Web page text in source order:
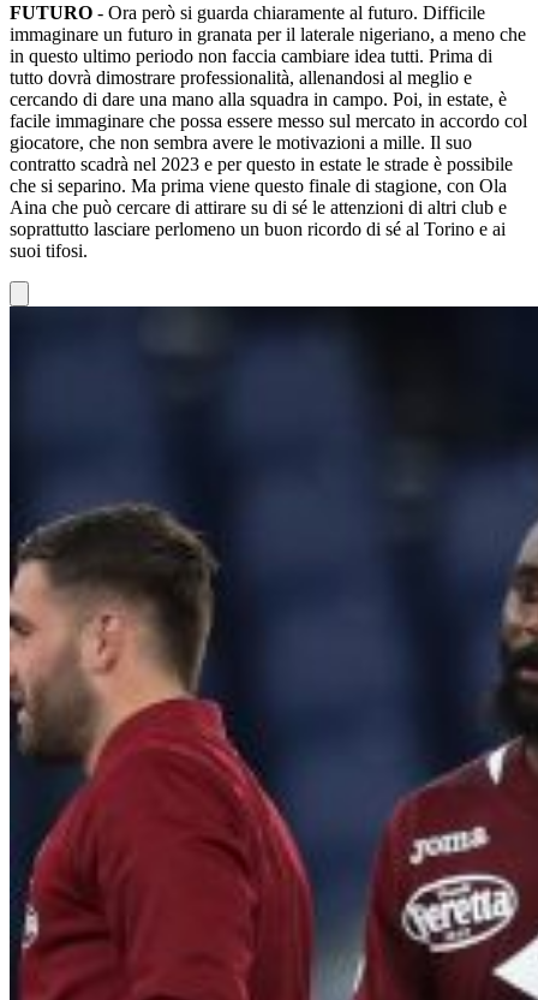
FUTURO - Ora però si guarda chiaramente al futuro. Difficile
immaginare un futuro in granata per il laterale nigeriano, a meno che
in questo ultimo periodo non faccia cambiare idea tutti. Prima di
tutto dovrà dimostrare professionalità, allenandosi al meglio e
cercando di dare una mano alla squadra in campo. Poi, in estate, è
facile immaginare che possa essere messo sul mercato in accordo col
giocatore, che non sembra avere le motivazioni a mille. Il suo
contratto scadrà nel 2023 e per questo in estate le strade è possibile
che si separino. Ma prima viene questo finale di stagione, con Ola
Aina che può cercare di attirare su di sé le attenzioni di altri club e
soprattutto lasciare perlomeno un buon ricordo di sé al Torino e ai
suoi tifosi.